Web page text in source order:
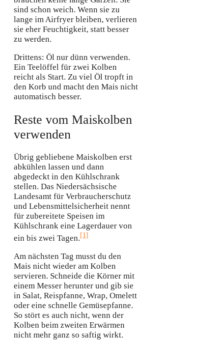
sind schon weich. Wenn sie zu
lange im Airfryer bleiben, verlieren
sie eher Feuchtigkeit, statt besser
zu werden.
Drittens: Öl nur dünn verwenden.
Ein Teelöffel für zwei Kolben
reicht als Start. Zu viel Öl tropft in
den Korb und macht den Mais nicht
automatisch besser.
Reste vom Maiskolben
verwenden
Übrig gebliebene Maiskolben erst
abkühlen lassen und dann
abgedeckt in den Kühlschrank
stellen. Das Niedersächsische
Landesamt für Verbraucherschutz
und Lebensmittelsicherheit nennt
für zubereitete Speisen im
Kühlschrank eine Lagerdauer von
ein bis zwei Tagen.[1]
Am nächsten Tag musst du den
Mais nicht wieder am Kolben
servieren. Schneide die Körner mit
einem Messer herunter und gib sie
in Salat, Reispfanne, Wrap, Omelett
oder eine schnelle Gemüsepfanne.
So stört es auch nicht, wenn der
Kolben beim zweiten Erwärmen
nicht mehr ganz so saftig wirkt.